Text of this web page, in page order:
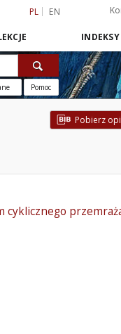
PL EN
INDEKSY
Pomoc
Pobierz
cyklicznego